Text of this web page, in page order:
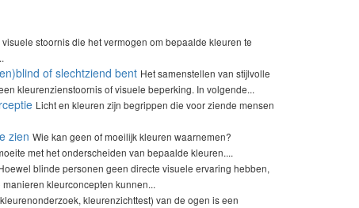
stoornis die het vermogen om bepaalde kleuren te
of slechtziend bent Het samenstellen van stijlvolle
kleurenzienstoornis of visuele beperking. In volgende...
Licht en kleuren zijn begrippen die voor ziende mensen
zien Wie kan geen of moeilijk kleuren waarnemen?
met het onderscheiden van bepaalde kleuren....
blinde personen geen directe visuele ervaring hebben,
kleurconcepten kunnen...
kleurenzichttest) van de ogen is een